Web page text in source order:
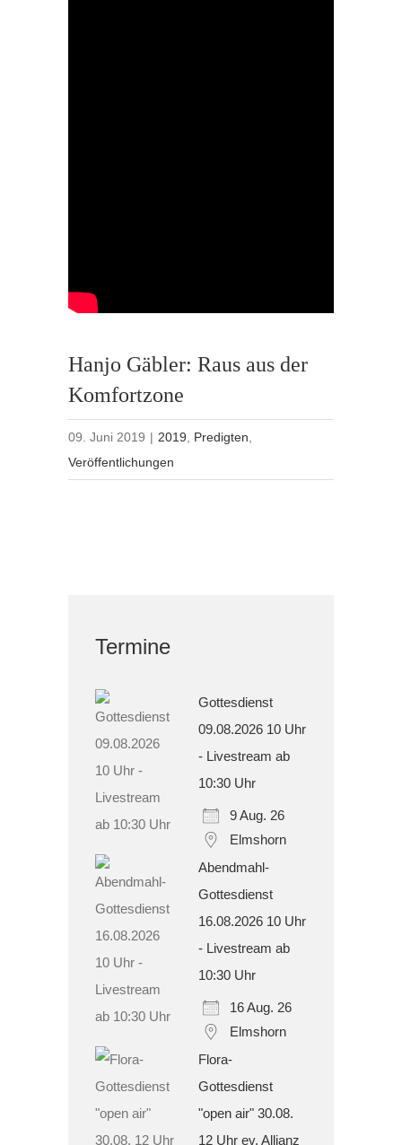
Hanjo Gäbler: Raus aus der
Komfortzone
09. Juni 2019 | 2019 Predigten
Veröffentlichungen
Termine
Gottesdienst
09.08.2026 10 Uhr
- Livestream ab
10:30 Uhr
9 Aug. 26
Elmshorn
Abendmahl-
Gottesdienst
16.08.2026 10 Uhr
- Livestream ab
10:30 Uhr
16 Aug. 26
Elmshorn
Flora-
Gottesdienst
"open air" 30.08.
12 Uhr ev. Allianz